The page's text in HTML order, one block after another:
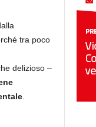
tra poco
delizioso –
.